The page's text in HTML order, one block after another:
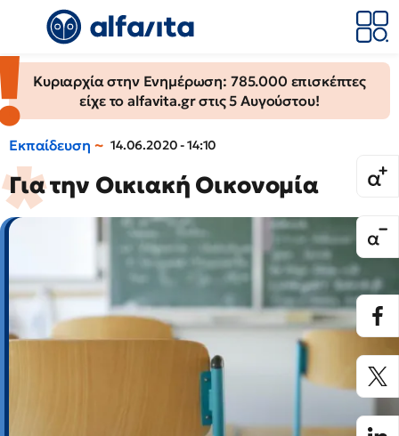
Κυριαρχία στην Ενημέρωση: 785.000 επισκέπτες
είχε το alfavita.gr στις 5 Αυγούστου!
Εκπαίδευση 14.06.2020 - 14:10
Για την Οικιακή Οικονομία